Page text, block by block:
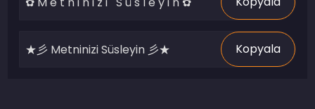
Kopyala